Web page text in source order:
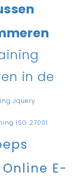
in de
Jquery
ISO 27001
E-